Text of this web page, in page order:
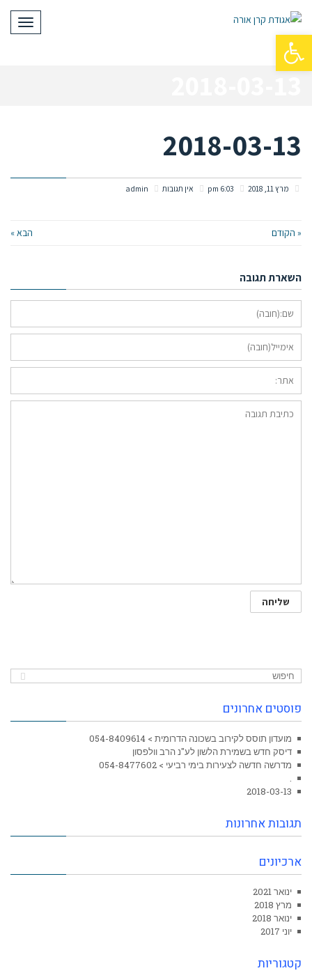
תפריט
2018-03-13
מרץ 11, 2018 אין תגובות admin
« הקודם הבא »
השארת תגובה
פוסטים אחרונים
מועדון תוסס לקירוב בשכונה הדרומית > 054-8409614
דיסק חדש בשמירת הלשון לע"נ הרב וולפסון
מדרשה חדשה לצעירות בימי רביעי > 054-8477602
.
2018-03-13
תגובות אחרונות
ארכיונים
ינואר 2021
מרץ 2018
ינואר 2018
יוני 2017
קטגוריות
פתח סרגל נגישות